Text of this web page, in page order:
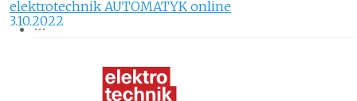
elektrotechnik AUTOMATYK online
3.10.2022